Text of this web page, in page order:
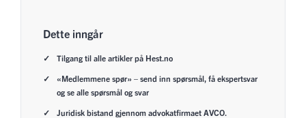
Dette inngår
Tilgang til alle artikler på Hest.no
«Medlemmene spør» – send inn spørsmål, få ekspertsvar
og se alle spørsmål og svar
Juridisk bistand gjennom advokatfirmaet AVCO.